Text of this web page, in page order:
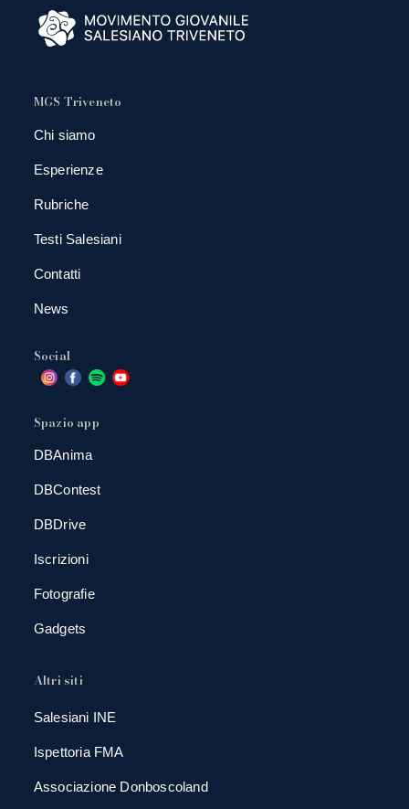
MGS Triveneto
Chi siamo
Esperienze
Rubriche
Testi Salesiani
Contatti
News
Social
Spazio app
DBAnima
DBContest
DBDrive
Iscrizioni
Fotografie
Gadgets
Altri siti
Salesiani INE
Ispettoria FMA
Associazione Donboscoland